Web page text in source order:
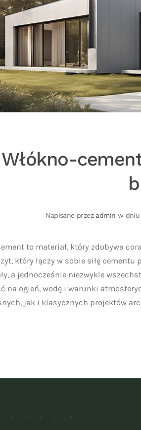
Włókno-
Napisane przez admin w dniu
to materiał, który zdobywa
który łączy w sobie siłę
a jednocześnie niezwykle
na ogień, wodę i warunki
jak i klasycznych projektów